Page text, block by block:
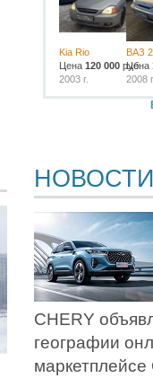
Kia Rio
Цена 120 000 руб.
2003 г.
ВАЗ
Цена
2008
НОВОСТИ
CHERY
географии